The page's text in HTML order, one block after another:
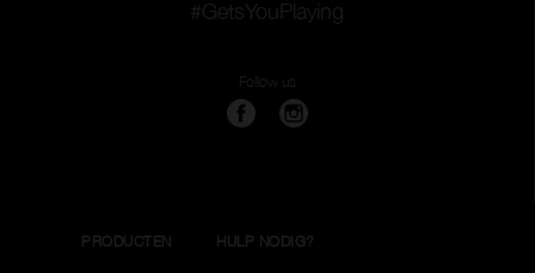
#GetsYouPlaying
Follow us
PRODUCTEN HULP NODIG?